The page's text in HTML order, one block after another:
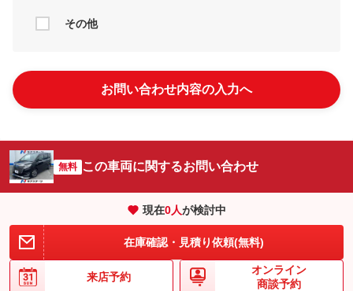
その他
お問い合わせ内容の入力へ
無料 この車両に関するお問い合わせ
現在0人が検討中
在庫確認・見積り依頼(無料)
来店予約
オンライン
商談予約